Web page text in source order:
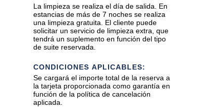
La limpieza se realiza el día de salida. En
estancias de más de 7 noches se realiza
una limpieza gratuita. El cliente puede
solicitar un servicio de limpieza extra, que
tendrá un suplemento en función del tipo
de suite reservada.
CONDICIONES APLICABLES:
Se cargará el importe total de la reserva a
la tarjeta proporcionada como garantía en
función de la política de cancelación
aplicada.